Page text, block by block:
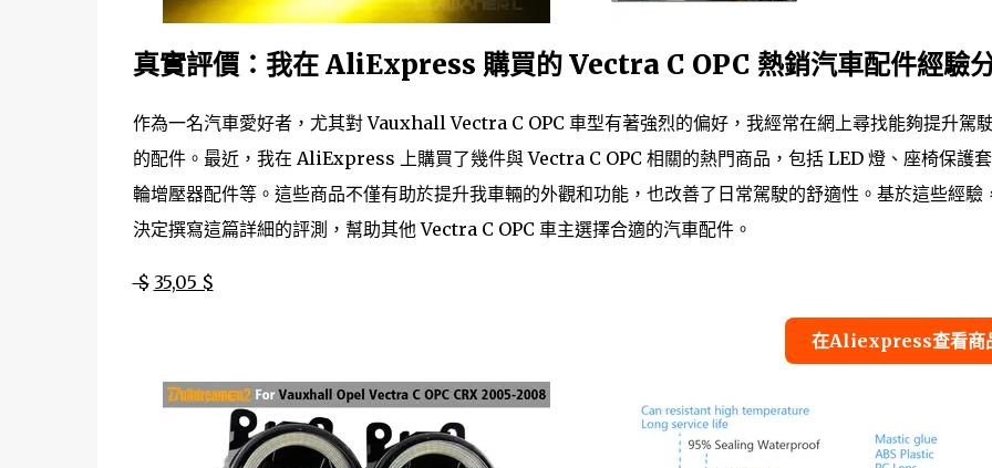
真實評價：我在 AliExpress 購買的 Vectra C OPC 熱銷汽車配件經驗
作為一名汽車愛好者，尤其對 Vauxhall Vectra C OPC 車型有著強烈的偏好，我經常在網上尋找能夠提升駕
的配件。最近，我在 AliExpress 上購買了幾件與 Vectra C OPC 相關的熱門商品，包括 LED 燈、座椅保護
輪增壓器配件等。這些商品不僅有助於提升我車輛的外觀和功能，也改善了日常駕駛的舒適性。基於這些經驗
決定撰寫這篇詳細的評測，幫助其他 Vectra C OPC 車主選擇合適的汽車配件。
$ 35,05 $
在Aliexpress查看商